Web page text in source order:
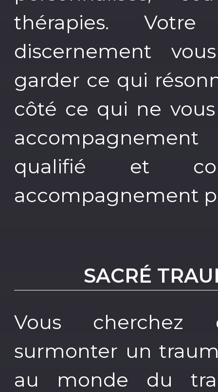
thérapies.
discernement
garder ce qui
côté ce qui ne
qualifié et
accompagnement
SACRÉ
Vous cherchez
surmonter un
au monde du